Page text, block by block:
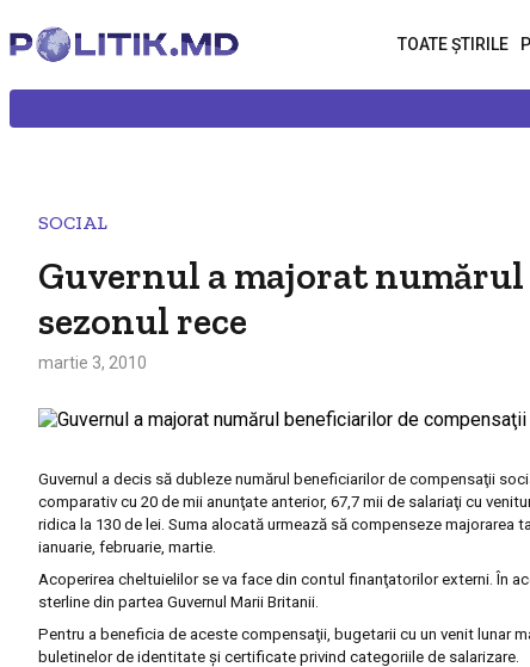
TOATE ȘTIRILE
SOCIAL
Guvernul a majorat
sezonul rece
martie 3, 2010
Guvernul a decis să dubleze numărul beneficiarilor de compensaţii
comparativ cu 20 de mii anunţate anterior, 67,7 mii de salariaţi cu
ridica la 130 de lei. Suma alocată urmează să compenseze majorarea
ianuarie, februarie, martie.
Acoperirea cheltuielilor se va face din contul finanţatorilor externi. În
sterline din partea Guvernul Marii Britanii.
Pentru a beneficia de aceste compensaţii, bugetarii cu un venit lunar
buletinelor de identitate şi certificate privind categoriile de salarizare.